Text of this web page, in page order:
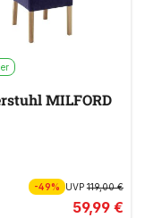
MILFORD
-49% UVP119,00 €
59,99 €